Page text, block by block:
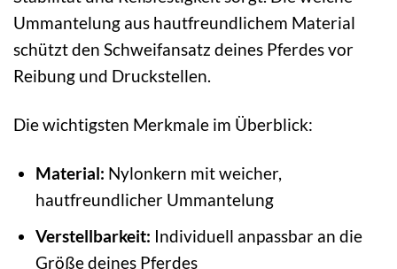
Ummantelung aus hautfreundlichem Material
schützt den Schweifansatz deines Pferdes vor
Reibung und Druckstellen.
Die wichtigsten Merkmale im Überblick:
Material: Nylonkern mit weicher,
hautfreundlicher Ummantelung
Verstellbarkeit: Individuell anpassbar an die
Größe deines Pferdes